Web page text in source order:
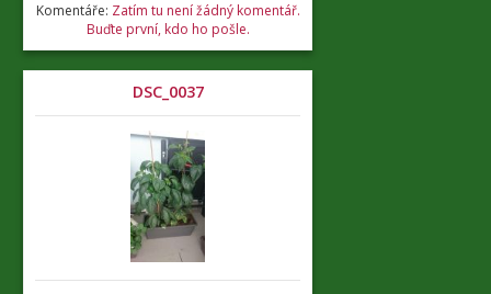
Komentáře: Zatím tu není žádný komentář.
Buďte první, kdo ho pošle.
DSC_0037